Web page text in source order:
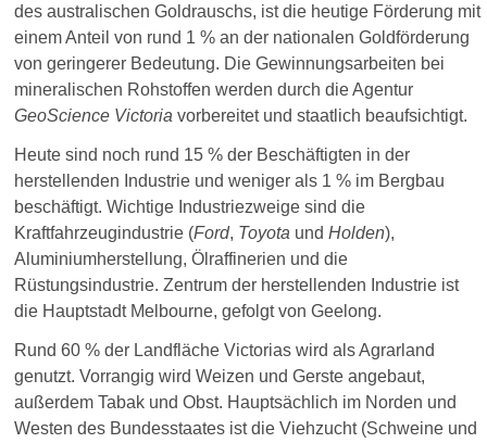
des australischen Goldrauschs, ist die heutige Förderung mit
einem Anteil von rund 1 % an der nationalen Goldförderung
von geringerer Bedeutung. Die Gewinnungsarbeiten bei
mineralischen Rohstoffen werden durch die Agentur
GeoScience Victoria vorbereitet und staatlich beaufsichtigt.
Heute sind noch rund 15 % der Beschäftigten in der
herstellenden Industrie und weniger als 1 % im Bergbau
beschäftigt. Wichtige Industriezweige sind die
Kraftfahrzeugindustrie (Ford, Toyota undHolden),
Aluminiumherstellung, Ölraffinerien und die
Rüstungsindustrie. Zentrum der herstellenden Industrie ist
die Hauptstadt Melbourne, gefolgt von Geelong.
Rund 60 % der Landfläche Victorias wird als Agrarland
genutzt. Vorrangig wird Weizen und Gerste angebaut,
außerdem Tabak und Obst. Hauptsächlich im Norden und
Westen des Bundesstaates ist die Viehzucht (Schweine und